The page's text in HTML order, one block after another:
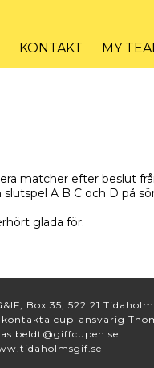
KONTAKT MY
matcher efter beslut
A B C och D på
glada för.
Box 35, 522 21 Tidaholm
cup-ansvarig